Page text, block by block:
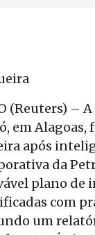
(Reuters) –
em Alagoas,
após
da
plano de
com
um